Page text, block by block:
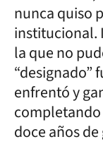
nunca quiso
institucional.
la que no
“designado”
enfrentó y
doce años